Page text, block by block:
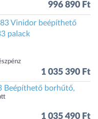
996 890 Ft
Vinidor beépíthető
palack
1 035 390 Ft
Beépíthető borhűtő,
1 035 490 Ft